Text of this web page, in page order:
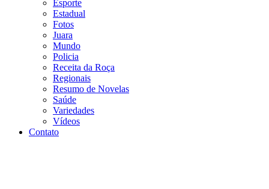
Esporte
Estadual
Fotos
Juara
Mundo
Policia
Receita da Roça
Regionais
Resumo de Novelas
Saúde
Variedades
Vídeos
Contato